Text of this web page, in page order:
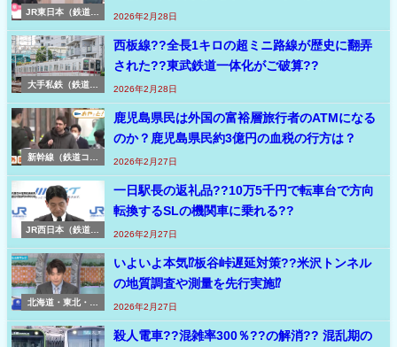
JR東日本（鉄道ニ
本）
2026年2月28日
大手私鉄（鉄道コ
西板線??全長1キロの超ミニ路線が歴史に翻弄
された??東武鉄道一体化がご破算??
2026年2月28日
新幹線（鉄道コラ
鹿児島県民は外国の富裕層旅行者のATMになる
のか？鹿児島県民約3億円の血税の行方は？
2026年2月27日
JR西日本（鉄道ニ
一日駅長の返礼品??10万5千円で転車台で方向
転換するSLの機関車に乗れる??
2026年2月27日
北海道・東北・秋
北陸新幹線（鉄道
ニュース速報 新
いよいよ本気⁉板谷峠遅延対策??米沢トンネル
の地質調査や測量を先行実施⁉
2026年2月27日
殺人電車??混雑率300％??の解消?? 混乱期の